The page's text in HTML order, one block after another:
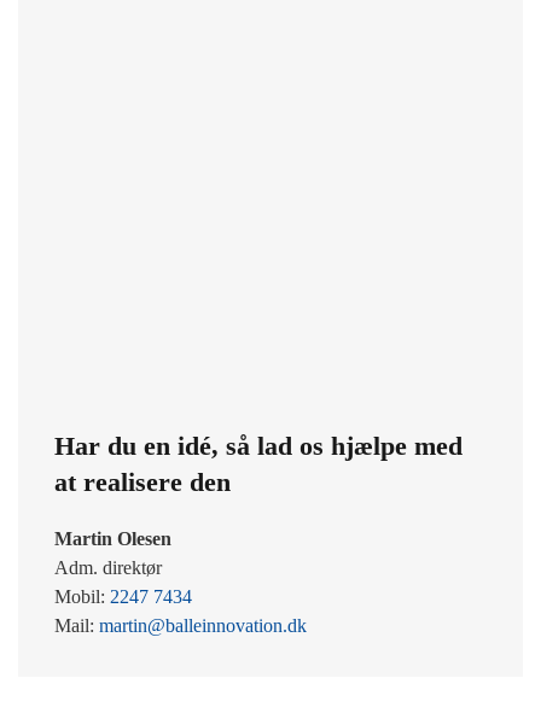
Har du en idé, så lad os hjælpe med
at realisere den
Martin Olesen
Adm. direktør
Mobil: 2247 7434
Mail: martin@balleinnovation.dk